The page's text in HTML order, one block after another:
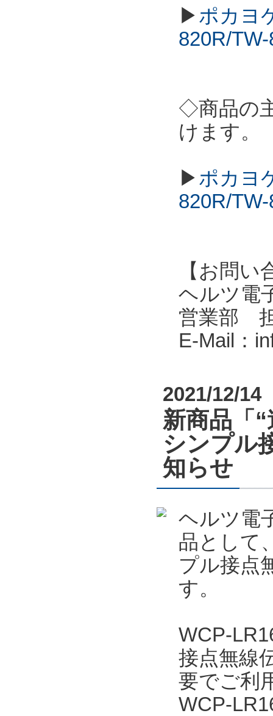
▶ポカヨ
820R/
◇商品の
けます。
▶ポカヨ
820R/
【お問い
ヘルツ電
営業部
E-Mail：
2021/12/14
新商品「
シンプル
知らせ
ヘルツ電
品として
プル接点
す。
WCP-
接点無線
要でご利
WCP-